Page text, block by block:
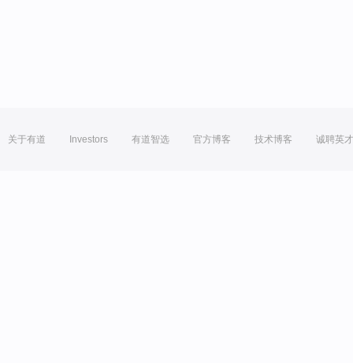
关于有道 Investors 有道智选 官方博客 技术博客 诚聘英才